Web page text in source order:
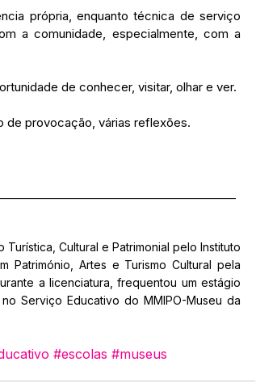
própria, enquanto técnica de serviço
a comunidade, especialmente, com a
de conhecer, visitar, olhar e ver.
de provocação, várias reflexões.
Cultural e Patrimonial pelo Instituto
Património, Artes e Turismo Cultural pela
a licenciatura, frequentou um estágio
Serviço Educativo do MMIPO-Museu da
#escolas #museus